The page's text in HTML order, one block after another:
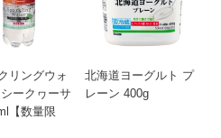
リングウォ
ークヮーサ
【数量限
北海道ヨーグルト プ
レーン 400g